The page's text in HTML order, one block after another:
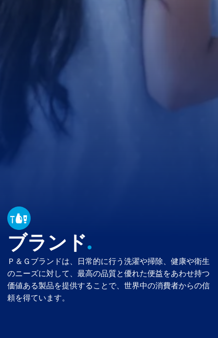
ブランド.
Ｐ＆Ｇブランドは、日常的に行う洗濯や掃除、健康や衛生
のニーズに対して、最高の品質と優れた便益をあわせ持つ
価値ある製品を提供することで、世界中の消費者からの信
頼を得ています。